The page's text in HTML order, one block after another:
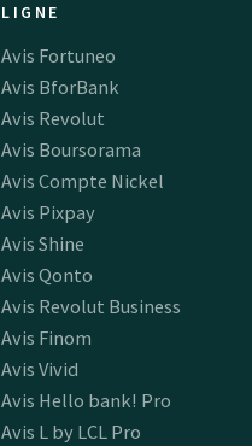
LIGNE
Avis Fortuneo
Avis BforBank
Avis Revolut
Avis Boursorama
Avis Compte Nickel
Avis Pixpay
Avis Shine
Avis Qonto
Avis Revolut Business
Avis Finom
Avis Vivid
Avis Hello bank! Pro
Avis L by LCL Pro